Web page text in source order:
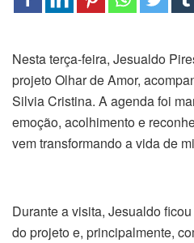
Nesta terça-feira, Jesualdo
projeto Olhar de Amor,
Silvia Cristina. A agenda foi
emoção, acolhimento e
vem transformando a vida de
Durante a visita, Jesualdo
do projeto e, principalmente,